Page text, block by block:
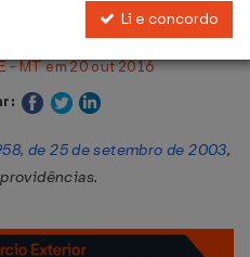
10/2016
- MT em 20 out 2016
de 25 de setembro de 2003,
Li e concordo